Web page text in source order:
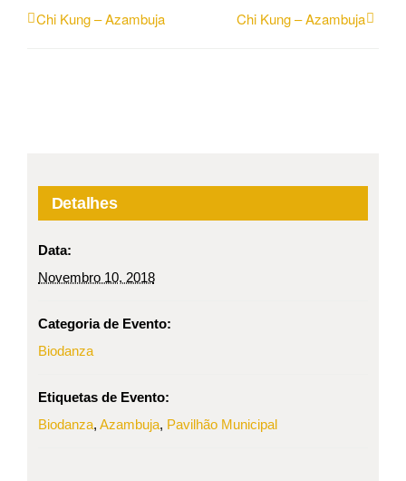
Chi Kung – Azambuja Chi Kung – Azambuja
Detalhes
Data:
Novembro 10, 2018
Categoria de Evento:
Biodanza
Etiquetas de Evento:
Biodanza, Azambuja, Pavilhão Municipal